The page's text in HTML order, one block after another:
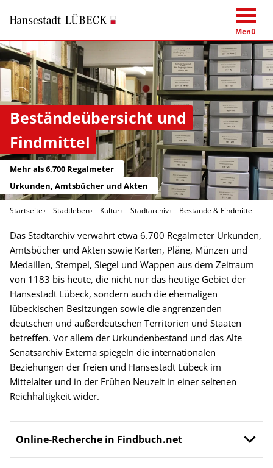
Menü
Beständeübersicht und
Findmittel
Mehr als 6.700 Regalmeter
Urkunden, Amtsbücher und Akten
Startseite Stadtleben Kultur Stadtarchiv Bestände & Findmittel
Das Stadtarchiv verwahrt etwa 6.700 Regalmeter Urkunden,
Amtsbücher und Akten sowie Karten, Pläne, Münzen und
Medaillen, Stempel, Siegel und Wappen aus dem Zeitraum
von 1183 bis heute, die nicht nur das heutige Gebiet der
Hansestadt Lübeck, sondern auch die ehemaligen
lübeckischen Besitzungen sowie die angrenzenden
deutschen und außerdeutschen Territorien und Staaten
betreffen. Vor allem der Urkundenbestand und das Alte
Senatsarchiv Externa spiegeln die internationalen
Beziehungen der freien und Hansestadt Lübeck im
Mittelalter und in der Frühen Neuzeit in einer seltenen
Reichhaltigkeit wider.
Online-Recherche in Findbuch.net